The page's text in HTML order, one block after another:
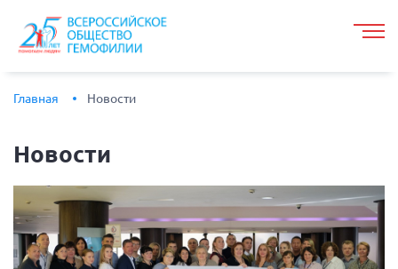
Главная Новости
Новости